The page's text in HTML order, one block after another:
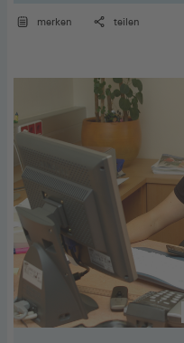
merken teilen